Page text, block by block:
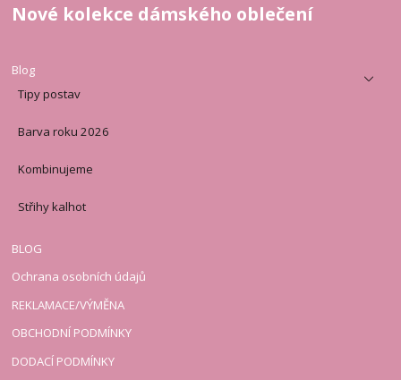
Nové kolekce dámského oblečení
Blog
Tipy postav
Barva roku 2026
Kombinujeme
Střihy kalhot
BLOG
Ochrana osobních údajů
REKLAMACE/VÝMĚNA
OBCHODNÍ PODMÍNKY
DODACÍ PODMÍNKY